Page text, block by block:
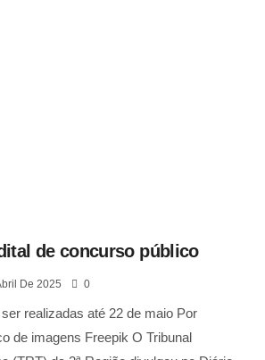
de concurso público
De 2025 0
realizadas até 22 de maio Por
de imagens Freepik O Tribunal